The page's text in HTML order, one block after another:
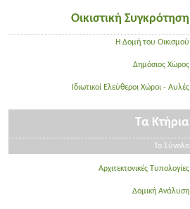
Οικιστική Συγκρότηση
Η Δομή του Οικισμού
Δημόσιος Χώρος
Ιδιωτικοί Ελεύθεροι Χώροι - Αυλές
Τα Κτήρια
Το Σύνολο
Αρχιτεκτονικές Τυπολογίες
Δομική Ανάλυση